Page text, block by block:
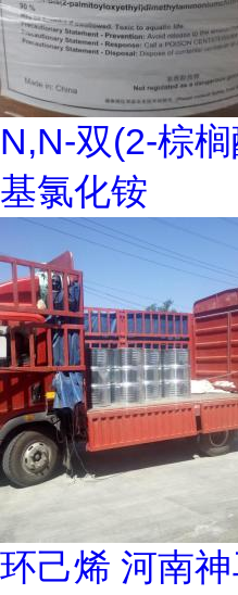
N,N-双(2-棕
基氯化铵
环己烯 河南